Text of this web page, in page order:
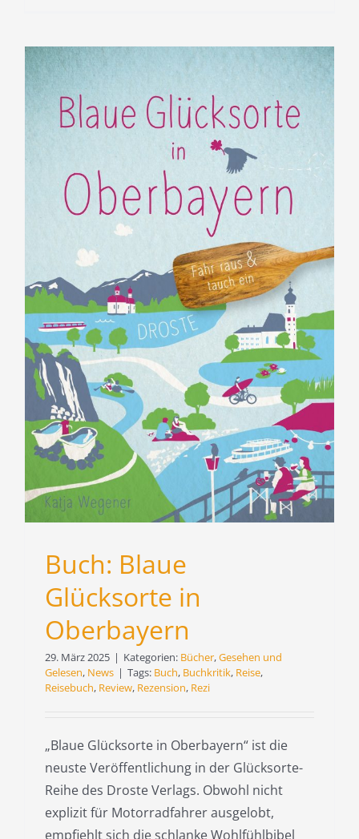
Buch: Blaue
Glücksorte in
Oberbayern
29. März 2025 | Kategorien: Bücher,Gesehen und
Gelesen, News | Tags: Buch, Buchkritik, Reise,
Reisebuch, Review, Rezension, Rezi
„Blaue Glücksorte in Oberbayern“ ist die
neuste Veröffentlichung in der Glücksorte-
Reihe des Droste Verlags. Obwohl nicht
explizit für Motorradfahrer ausgelobt,
empfiehlt sich die schlanke Wohlfühlbibel